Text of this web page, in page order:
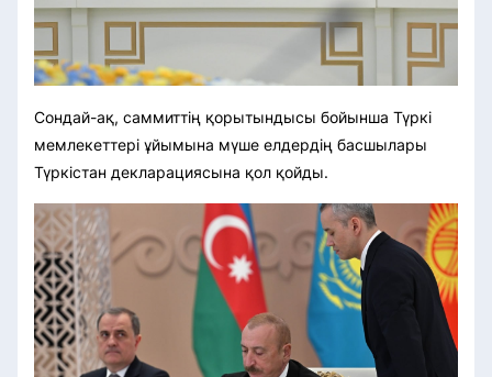
Сондай-ақ, саммиттің қорытындысы бойынша Түркі
мемлекеттері ұйымына мүше елдердің басшылары
Түркістан декларациясына қол қойды.